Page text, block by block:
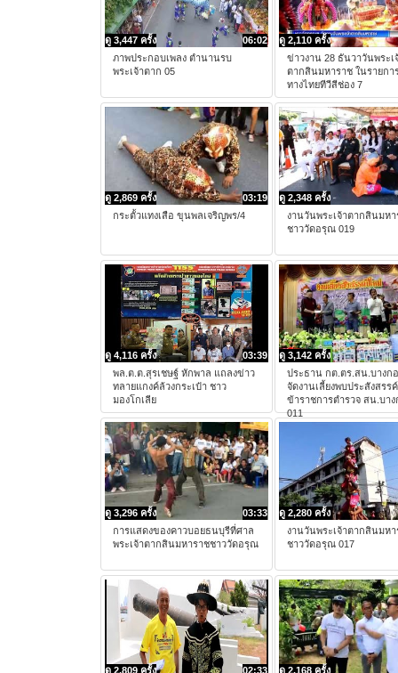
06:02
ดู 3,447 ครั้ง
ภาพประกอบเพลง ตำนานรบ
พระเจ้าตาก 05
ดู 2,110 ครั้ง
ข่าวงาน 28 ธันวาวันพระเ
ตากสินมหาราช ในรายกา
ทางไทยทีวีสีช่อง 7
03:19
ดู 2,869 ครั้ง
กระตั้วแทงเสือ ขุนพลเจริญพร/4
ดู 2,348 ครั้ง
งานวันพระเจ้าตากสินมหา
ชาววัดอรุณ 019
03:39
ดู 4,116 ครั้ง
พล.ต.ต.สุรเชษฐ์ หักพาล แถลงข่าว
ทลายแกงค์ล้วงกระเป๋า ชาว
มองโกเลีย
ดู 3,142 ครั้ง
ประธาน กต.ตร.สน.บางก
จัดงานเลี้ยงพบประสังสรร
ข้าราชการตำรวจ สน.บา
011
03:33
ดู 3,296 ครั้ง
การแสดงของคาวบอยธนบุรีที่ศาล
พระเจ้าตากสินมหาราชชาววัดอรุณ
ดู 2,280 ครั้ง
งานวันพระเจ้าตากสินมหา
ชาววัดอรุณ 017
02:33
ดู 2,809 ครั้ง ดู 2,168 ครั้ง